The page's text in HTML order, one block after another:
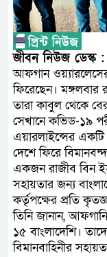
জীবন নিউজ ডেস্ক
আফগান
ফিরেছেন। মঙ্গলবার
তারা কাবুল থেকে
সেখানে কভিড-১৯
এয়ারলাইন্সের একটি
দেশে ফিরে
একজন রাজীব বিন
সহায়তার জন্য
কর্তৃপক্ষের প্রতি
তিনি জানান,
১৫ বাংলাদেশি।
বিমানবাহিনীর